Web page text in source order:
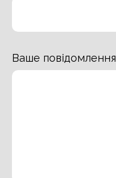
Ваше повідомлення